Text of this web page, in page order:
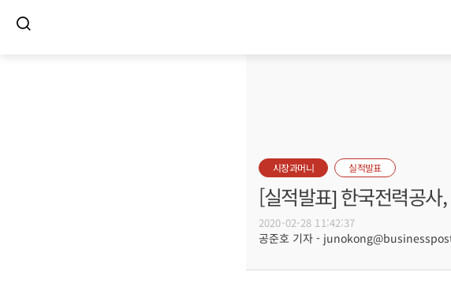
시장과머니 실적발표
[실적발표] 한국전력공
2020-02-28 11:42:37
공준호 기자 -